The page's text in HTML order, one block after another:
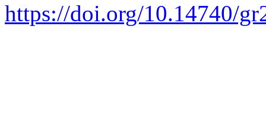
https://doi.org/10.14740/